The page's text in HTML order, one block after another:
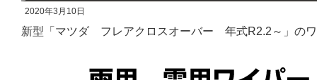
2020年3月10日
新型「マツダ フレアクロスオーバー 年式R2.2～」の